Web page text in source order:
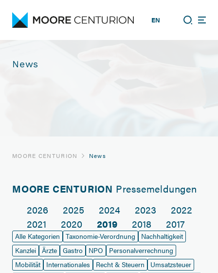
EN
News
MOORE CENTURION News
MOORE CENTURION Pressemeldungen
2026
2025 2024 2023
2022
2021
2020 2019 2018 2017
Alle Kategorien Taxonomie-Verordnung
Nachhaltigkeit
Kanzlei Ärzte Gastro NPO
Personalverrechnung
Mobilität
Internationales Recht & Steuern
Umsatzsteuer